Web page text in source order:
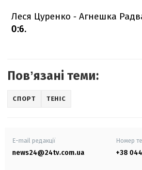
Леся Цуренко - Агнешка
0:6.
Повʼязані теми:
СПОРТ ТЕНІС
E-mail редакції
news24@24tv.com.ua
Номер
+38